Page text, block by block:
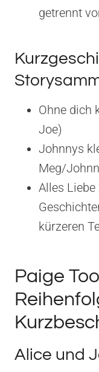
getrennt
Ohne dich
Joe)
Johnnys
Meg/
Alles
kürzeren
Paige
Alice und